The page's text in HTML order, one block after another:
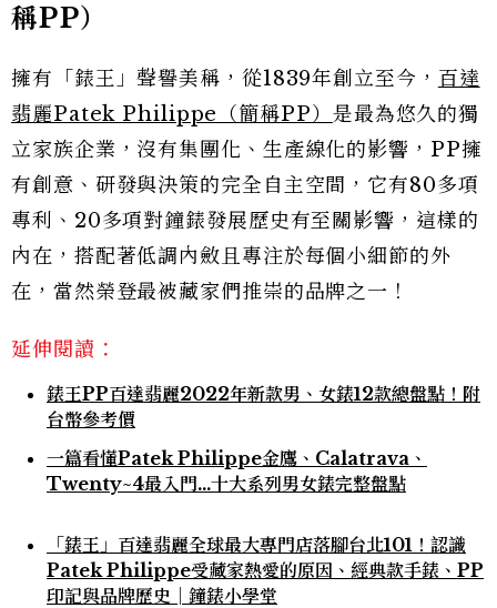
稱PP）
擁有「錶王」聲譽美稱，從1839年創立至今， 百達
翡麗Patek Philippe（簡稱PP） 是最為悠久的獨
立家族企業，沒有集團化、生產線化的影響，PP擁
有創意、研發與決策的完全自主空間，它有80多項
專利、20多項對鐘錶發展歷史有至關影響，這樣的
內在，搭配著低調內斂且專注於每個小細節的外
在，當然榮登最被藏家們推崇的品牌之一！
延伸閱讀：
錶王PP百達翡麗2022年新款男、女錶12款總盤點！附
台幣參考價
一篇看懂Patek Philippe金鷹、Calatrava、
Twenty~4最入門…十大系列男女錶完整盤點
「錶王」百達翡麗全球最大專門店落腳台北101！認識
Patek Philippe受藏家熱愛的原因、經典款手錶、PP
印記與品牌歷史│鐘錶小學堂